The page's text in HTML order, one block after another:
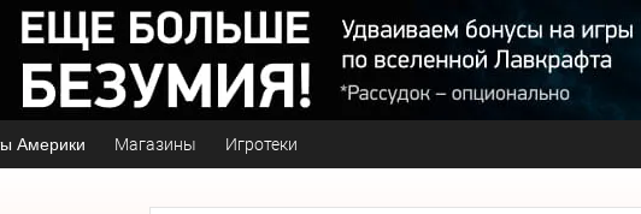
Америки Магазины Игротеки